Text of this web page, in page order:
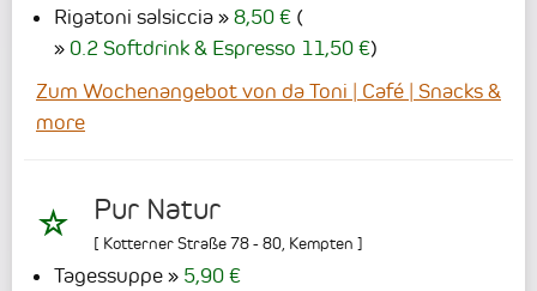
Rigatoni salsiccia 8,50 € (
0.2 Softdrink & Espresso 11,50 €)
Zum Wochenangebot von da Toni | Café | Snacks &
more
Pur Natur
[ Kotterner Straße 78 - 80 Kempten ]
Tagessuppe
5,90 €